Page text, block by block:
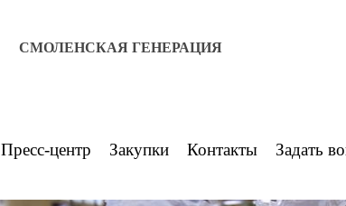
СМОЛЕНСКАЯ ГЕНЕРАЦИЯ
Пресс-центр Закупки Контакты Задать